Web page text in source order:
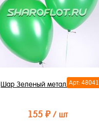
В наличии
Арт: 48041
Шар Зеленый металлик 30см
155 ₽/ шт